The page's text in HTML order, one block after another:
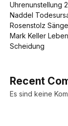
Uhrenunstellung
Naddel
Rosenstolz
Mark Keller
Scheidung
Recent
Es sind keine